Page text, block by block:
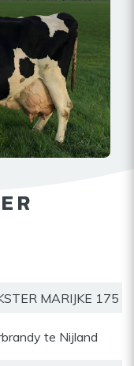
MARIJKE 175
te Nijland